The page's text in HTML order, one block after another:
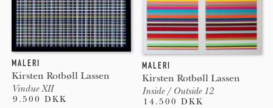
MALERI
Kirsten Rotbøll Lassen
Vindue XII
9.500 DKK
MALERI
Kirsten Rotbøll Lassen
Inside / Outside 12
14.500 DKK